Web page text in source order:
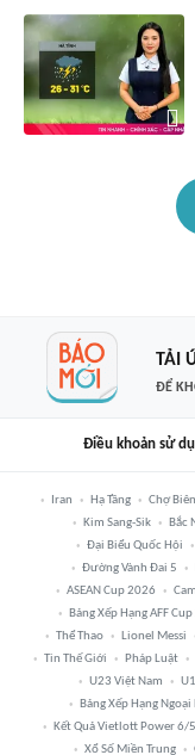
TẢI
ĐỂ
Điều khoản sử
Iran Hạ Tầng Chợ
Kim Sang-Sik
Bắc
Đại Biểu Quốc Hội
Đường Vành Đai 5
ASEAN Cup 2026
Bảng Xếp Hạng AFF
Thể Thao
Lionel Messi
Tin Thế Giới
Pháp Luật
U23 Việt Nam
Bảng Xếp Hạng Ngoại
Kết Quả Vietlott Power 6/
Xổ Số Miền Trung